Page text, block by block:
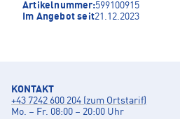
Artikelnummer:599100915
Im Angebot seit21.12.2023
KONTAKT
+43 7242 600 204 (zum Ortstarif)
Mo. – Fr. 08:00 – 20:00 Uhr